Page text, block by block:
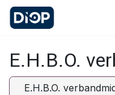
Overslaan naar inhoud
E.H.B.O.
E.H.B.O.